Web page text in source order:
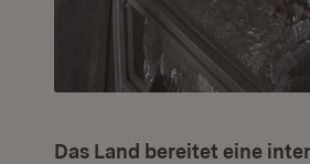
Das Land bereitet eine